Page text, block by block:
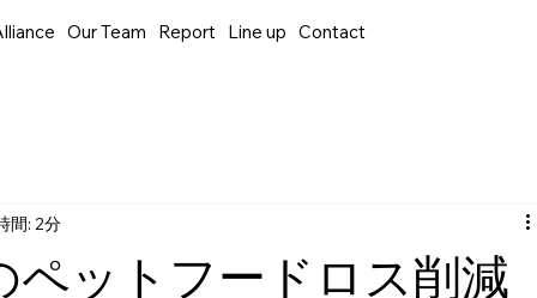
Our Team Report Line up Contact
ットフードロス削減
間: 2分